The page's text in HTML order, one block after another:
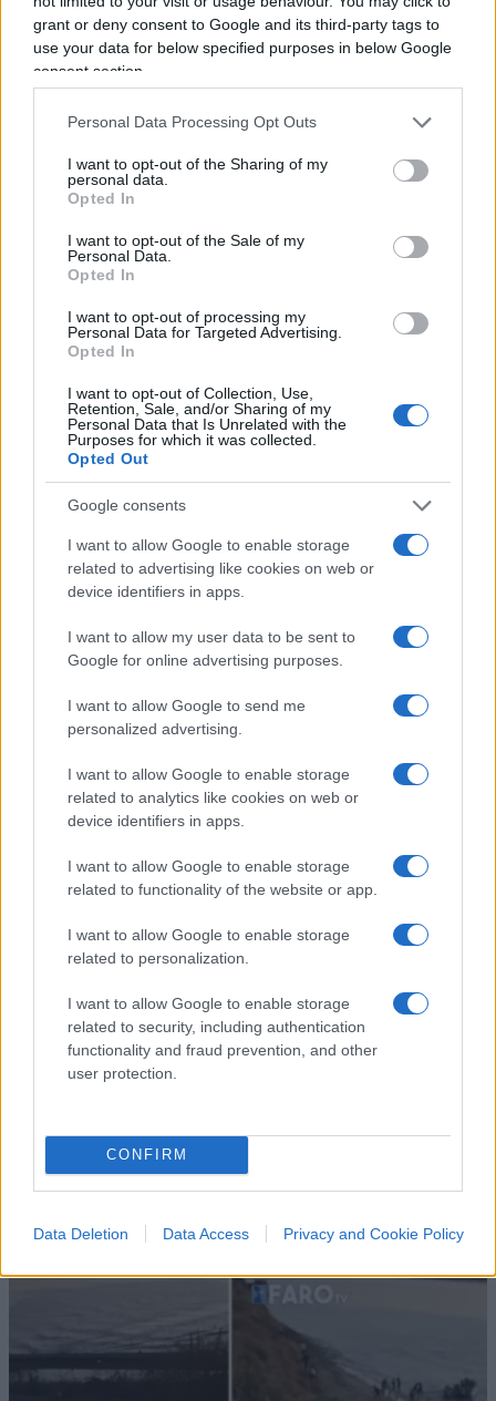
grant or deny consent to Google and its third-party tags to
use your data for below specified purposes in below Google
consent section.
Personal Data Processing Opt Outs
I want to opt-out of the Sharing of my
personal data.
Opted In
I want to opt-out of the Sale of my
Personal Data.
Opted In
I want to opt-out of processing my
Personal Data for Targeted Advertising.
Opted In
I want to opt-out of Collection, Use,
Retention, Sale, and/or Sharing of my
Personal Data that Is Unrelated with the
Purposes for which it was collected.
Opted Out
Google consents
I want to allow Google to enable storage
related to advertising like cookies on web or
device identifiers in apps.
I want to allow my user data to be sent to
Google for online advertising purposes.
I want to allow Google to send me
personalized advertising.
I want to allow Google to enable storage
related to analytics like cookies on web or
device identifiers in apps.
I want to allow Google to enable storage
related to functionality of the website or app.
I want to allow Google to enable storage
related to personalization.
I want to allow Google to enable storage
related to security, including authentication
functionality and fraud prevention, and other
user protection.
CONFIRM
Data Deletion Data Access Privacy and Cookie Policy
Affairs diUnipole coordinatore delThink Tank
Natural Risk Forum.
Presente all’incontro anche Luigi Ferrara, Capo
dei Ministri che ha rimarcato come
comprendere
a fondo le vulnerabilità del territorio e tradurre
questa conoscenza in azioni concrete di
prevenzione, mitigazione e adattamento” sia oggi
fenomeni destinati a incidere sempre più sul
futuro dell’Italia”.
Vignetta del 04/08/2026
I PIÙ LETTI DEL MESE